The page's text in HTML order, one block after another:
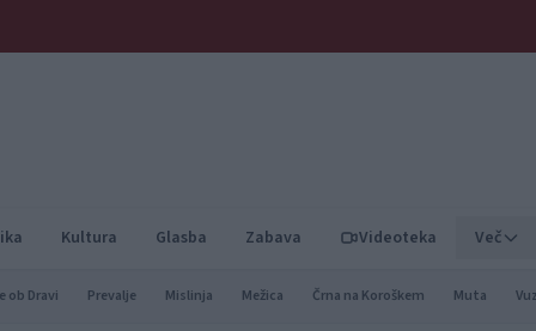
Kultura Glasba Zabava Videoteka Več
ob Dravi Prevalje Mislinja Mežica Črna na Koroškem Muta